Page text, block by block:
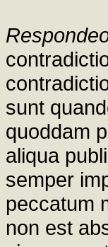
sunt
quoddam
aliqua
semper
peccatum
non est